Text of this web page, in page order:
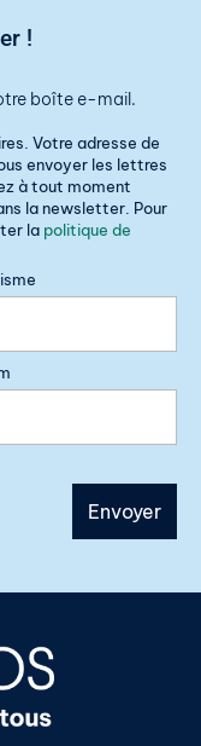
!
boîte e-mail.
Votre adresse de
envoyer les lettres
à tout moment
la newsletter. Pour
la politique de